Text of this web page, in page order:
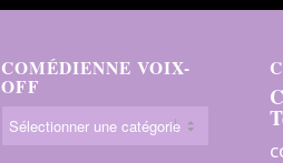
COMÉDIENNE VOIX-
OFF